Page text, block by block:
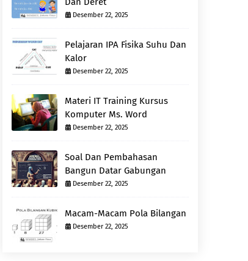
Desember 22, 2025
Pelajaran IPA Fisika Suhu Dan
Kalor
Desember 22, 2025
Materi IT Training Kursus
Komputer Ms. Word
Desember 22, 2025
Soal Dan Pembahasan
Bangun Datar Gabungan
Desember 22, 2025
Macam-Macam Pola Bilangan
Desember 22, 2025